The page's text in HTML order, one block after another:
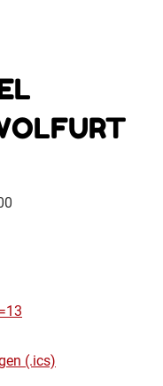
(.ics)